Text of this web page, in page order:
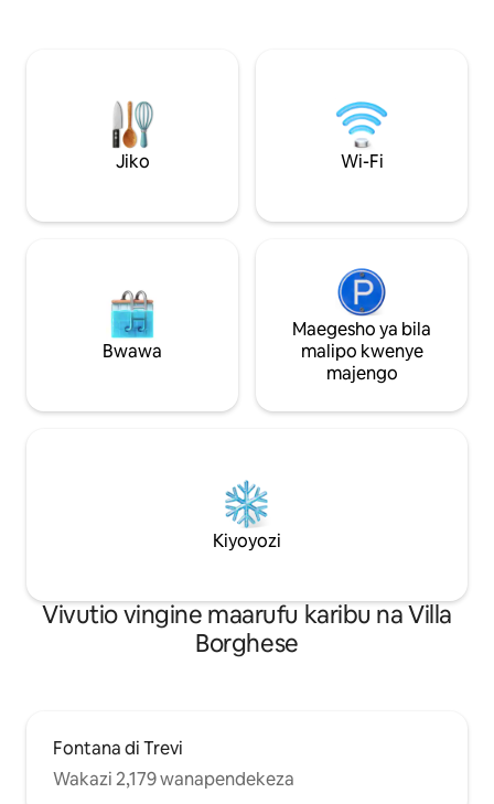
juisi, jiko lenye majiko 4, mashine ya
kuosha na kukausha, mashine ya kuosha
vyombo, n.k.Jiko Wi-Fi
Bwawa
Maegesho ya bila
malipo kwenye
majengo
Kiyoyozi
Vivutio vingine maarufu karibu na Villa
Borghese
Fontana di Trevi
Wakazi 2,179 wanapendekeza